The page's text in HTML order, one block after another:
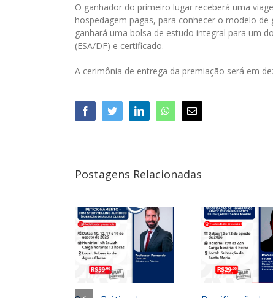
O ganhador do primeiro lugar receberá uma
hospedagem pagas, para conhecer o modelo
ganhará uma bolsa de estudo integral para um
(ESA/DF) e certificado.
A cerimônia de entrega da premiação será em
facebooktwitter linkedin whatsapp
E-
mail
Postagens Relacionadas